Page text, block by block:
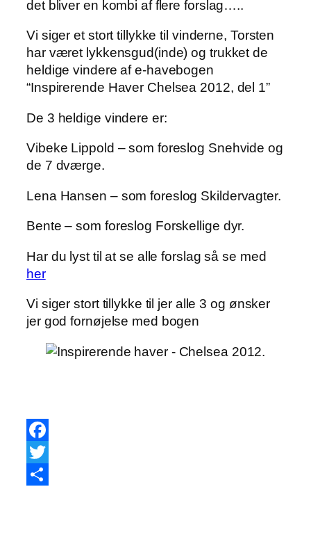
det bliver en kombi af flere forslag…..
Vi siger et stort tillykke til vinderne, Torsten
har været lykkensgud(inde) og trukket de
heldige vindere af e-havebogen
“Inspirerende Haver Chelsea 2012, del 1”
De 3 heldige vindere er:
Vibeke Lippold – som foreslog Snehvide og
de 7 dværge.
Lena Hansen – som foreslog Skildervagter.
Bente – som foreslog Forskellige dyr.
Har du lyst til at se alle forslag så se med
her
Vi siger stort tillykke til jer alle 3 og ønsker
jer god fornøjelse med bogen
Facebook
Twitter